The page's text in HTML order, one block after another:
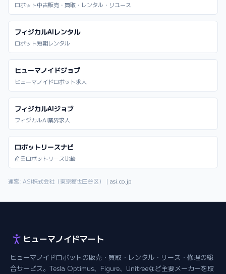
ロボット中古販売・買取・レンタル・リユース
フィジカルAIレンタル
ロボット短期レンタル
ヒューマノイドジョブ
ヒューマノイドロボット求人
フィジカルAIジョブ
フィジカルAI業界求人
ロボットリースナビ
産業ロボットリース比較
運営: ASI株式会社（東京都世田谷区）｜ asi.co.jp
ヒューマノイドマート
ヒューマノイドロボットの販売・買取・レンタル・リース・修理の総
合サービス。Tesla Optimus、Figure、Unitreeなど主要メーカーを取